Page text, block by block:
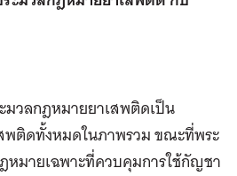
มวลกฎหมายยาเสพติดเป็น
ติดทั้งหมดในภาพรวม ขณะที่พระ
มายเฉพาะที่ควบคุมการใช้กัญชา